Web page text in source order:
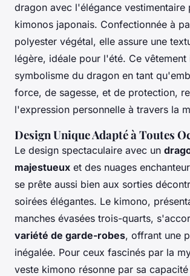
dragon avec l'élégance vestimentaire
kimonos japonais. Confectionnée à
polyester végétal, elle assure une
légère, idéale pour l'été. Ce vêtement
symbolisme du dragon en tant
force, de sagesse, et de protection,
l'expression personnelle à travers la
Design Unique Adapté à Toutes
Le design spectaculaire avec un
majestueux et des nuages
se prête aussi bien aux sorties
soirées élégantes. Le kimono,
manches évasées trois-quarts,
variété de garde-robes, offrant une
inégalée. Pour ceux fascinés par la
veste kimono résonne par sa